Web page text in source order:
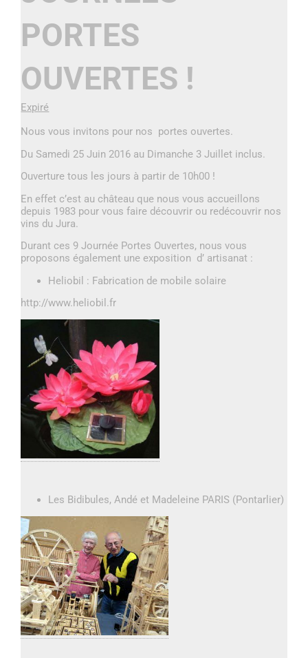
PORTES
OUVERTES !
Expiré
Nous vous invitons pour nos portes ouvertes.
Du Samedi 25 Juin 2016 au Dimanche 3 Juillet inclus.
Ouverture tous les jours à partir de 10h00 !
En effet c’est au château que nous vous accueillons
depuis 1983 pour vous faire découvrir ou redécouvrir nos
vins du Jura.
Durant ces 9 Journée Portes Ouvertes, nous vous
proposons également une exposition d’ artisanat :
Heliobil : Fabrication de mobile solaire
http://www.heliobil.fr
Les Bidibules, Andé et Madeleine PARIS (Pontarlier)